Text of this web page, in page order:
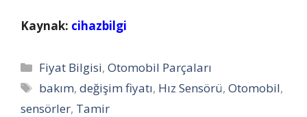
Kaynak: cihazbilgi
Kategoriler
Fiyat Bilgisi,Otomobil Parçaları
Etiketler
bakım,değişim fiyatı, Hız Sensörü,Otomobil,
sensörler, Tamir